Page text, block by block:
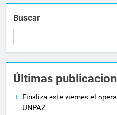
Buscar
Últimas
Finaliza este viernes el
UNPAZ